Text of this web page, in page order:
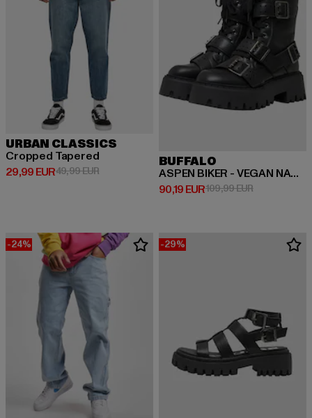
URBAN CLASSICS
Cropped Tapered
29,99 EUR
Derzeitiger Preis: 29,99 EUR
49,99 EURAktionspreis: 49,99 EUR
BUFFALO
ASPEN BIKER - VEGAN NAPPA
90,19 EUR
Derzeitiger Preis: 90,19 EUR
109,99 EURAktionspreis:
-24% -29%